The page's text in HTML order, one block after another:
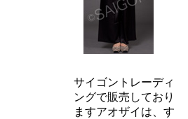
サイゴントレーディ
ングで販売しており
ますアオザイは、す